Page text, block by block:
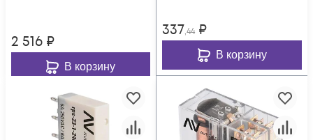
2 516 ₽
В корзину
337,44 ₽
В корзину